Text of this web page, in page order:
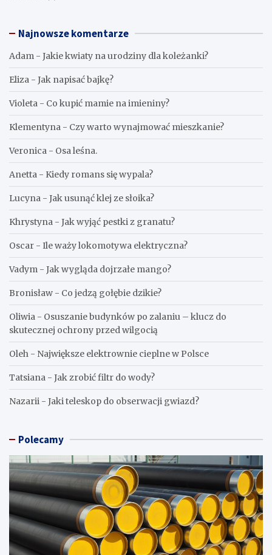
Najnowsze komentarze
Adam - Jakie kwiaty na urodziny dla koleżanki?
Eliza - Jak napisać bajkę?
Violeta - Co kupić mamie na imieniny?
Klementyna - Czy warto wynajmować mieszkanie?
Veronica - Osa leśna.
Anetta - Kiedy romans się wypala?
Lucyna - Jak usunąć klej ze słoika?
Khrystyna - Jak wyjąć pestki z granatu?
Oscar - Ile waży lokomotywa elektryczna?
Vadym - Jak wygląda dojrzałe mango?
Bronisław - Co jedzą gołębie dzikie?
Oliwia - Osuszanie budynków po zalaniu – klucz do
skutecznej ochrony przed wilgocią
Oleh - Największe elektrownie cieplne w Polsce
Tatsiana - Jak zrobić filtr do wody?
Nazarii - Jaki teleskop do obserwacji gwiazd?
Polecamy